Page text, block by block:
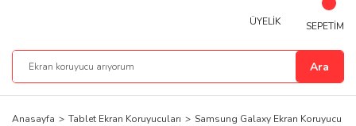
Ara
ÜYELİK SEPETİM
Anasayfa Tablet Ekran Koruyucuları Samsung Galaxy Ekran Koruyucu